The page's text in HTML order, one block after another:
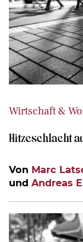
Wirtschaft &
Hitzeschlacht
Von Marc
und Andreas